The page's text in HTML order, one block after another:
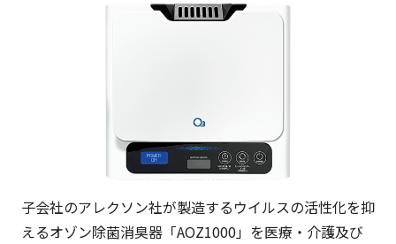
子会社のアレクソン社が製造するウイルスの活性化を抑
えるオゾン除菌消臭器「AOZ1000」を医療・介護及び